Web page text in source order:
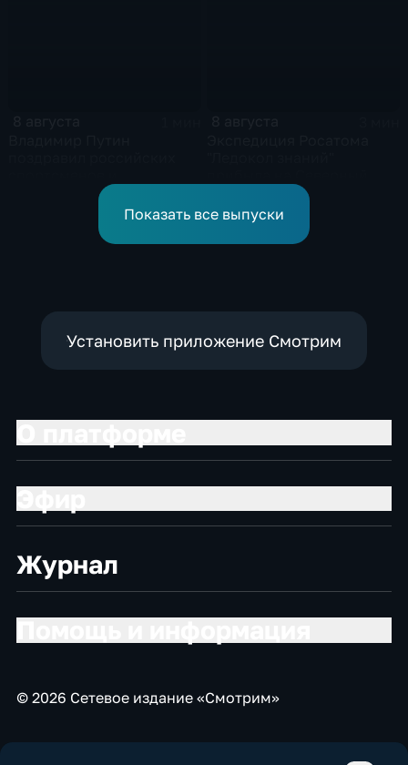
физкультурников с
профессиональнымПоказать все выпуски
Установить приложение Смотрим
Журнал
© 2026 Сетевое издание «Смотрим»